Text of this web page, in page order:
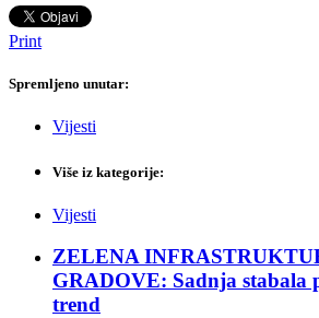
Print
Spremljeno unutar:
Vijesti
Više iz kategorije:
Vijesti
ZELENA
GRADOVE: Sadnja stabala
trend